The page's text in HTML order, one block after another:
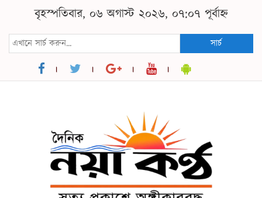
বৃহস্পতিবার, ০৬ অগাস্ট ২০২৬, ০৭:০৭ পূর্বাহ্ন
সার্চ